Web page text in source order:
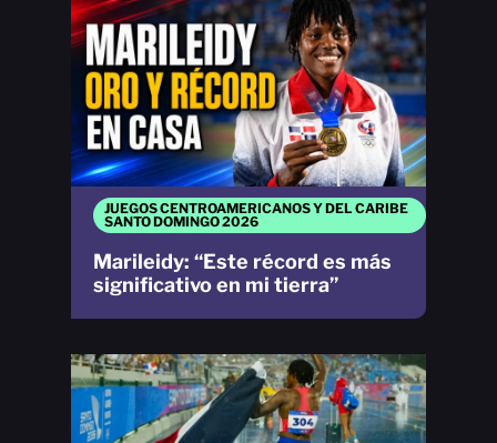
JUEGOS CENTROAMERICANOS Y DEL CARIBE
SANTO DOMINGO 2026
Marileidy: “Este récord es más
significativo en mi tierra”